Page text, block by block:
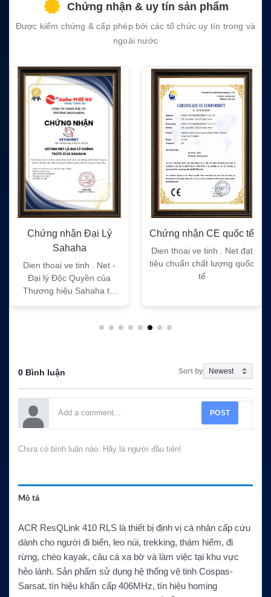
empty.
Chứng nhận & uy tín sản phẩm
Được kiểm chứng & cấp phép bởi các tổ chức uy tín trong và
ngoài nước
Chứng nhận CE quốc tế
Dien thoai ve tinh . Net đạt
tiêu chuẩn chất lượng quốc
tế
Chứng nhận FC quốc tế
Dien thoai ve tinh . Net đạt
tiêu chuẩn chất lượng quốc
tế
0 Bình luận Sort by
POST
Chưa có bình luận nào. Hãy là người đầu tiên!
Mô tả
ACR ResQLink 410 RLS là thiết bị định vị cá nhân cấp cứu
dành cho người đi biển, leo núi, trekking, thám hiểm, đi
rừng, chèo kayak, câu cá xa bờ và làm việc tại khu vực
hẻo lánh. Sản phẩm sử dụng hệ thống vệ tinh Cospas-
Sarsat, tín hiệu khẩn cấp 406MHz, tín hiệu homing